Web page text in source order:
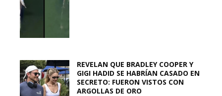
REVELAN QUE BRADLEY COOPER Y
GIGI HADID SE HABRÍAN CASADO EN
SECRETO: FUERON VISTOS CON
ARGOLLAS DE ORO